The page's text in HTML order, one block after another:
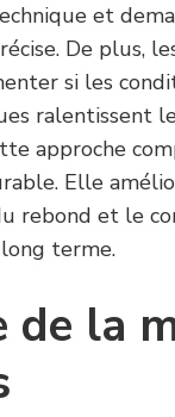
et
De plus,
si les
ralentissent
approche
Elle
rebond et le
terme.
de la